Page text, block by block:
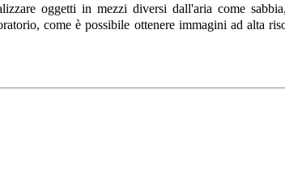
oggetti in mezzi diversi dall'aria come
come è possibile ottenere immagini ad alta